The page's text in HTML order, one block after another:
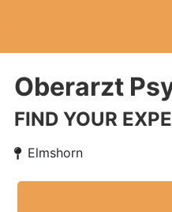
Oberarzt
FIND YOUR
Elmshorn